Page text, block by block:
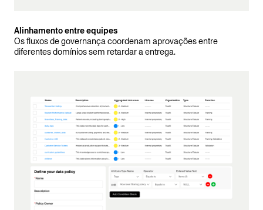
Alinhamento entre equipes
Os fluxos de governança coordenam aprovações entre
diferentes domínios sem retardar a entrega.